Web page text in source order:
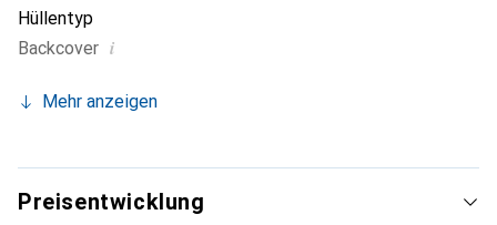
Hüllentyp
Backcover i
Mehr anzeigen
Preisentwicklung